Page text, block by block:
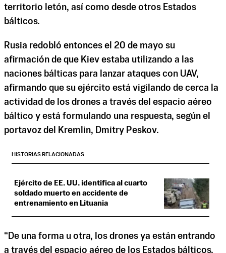
territorio letón, así como desde otros Estados
bálticos.
Rusia redobló entonces el 20 de mayo su
afirmación de que Kiev estaba utilizando a las
naciones bálticas para lanzar ataques con UAV,
afirmando que su ejército está vigilando de cerca la
actividad de los drones a través del espacio aéreo
báltico y está formulando una respuesta, según el
portavoz del Kremlin, Dmitry Peskov.
HISTORIAS RELACIONADAS
Ejército de EE. UU. identifica al cuarto
soldado muerto en accidente de
entrenamiento en Lituania
“De una forma u otra, los drones ya están entrando
a través del espacio aéreo de los Estados bálticos.